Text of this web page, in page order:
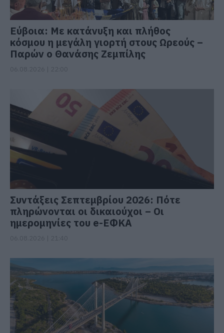
Εύβοια: Με κατάνυξη και πλήθος
κόσμου η μεγάλη γιορτή στους Ωρεούς –
Παρών ο Θανάσης Ζεμπίλης
Συντάξεις Σεπτεμβρίου 2026: Πότε
πληρώνονται οι δικαιούχοι – Οι
ημερομηνίες του e-ΕΦΚΑ